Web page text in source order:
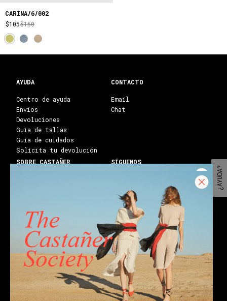
CARINA/6/002
$105$150
CONTACTO
Email
Chat
AYUDA
Centro de ayuda
Envíos
Devoluciones
Guía de tallas
Guía de cuidados
Solicita tu devolución
SOBRE CASTAÑER
Franquicias
Tiendas
Castañer Society
SÍGUENOS
Facebook
Youtube
Blog
Enviar a: Estados Unidos ($) Español
Alpargatas cuña Alpargatas bloque
Alpargatas planas
Alpargatas negras
Alpargatas blancas Sandalias cuña
¿AYUDA?